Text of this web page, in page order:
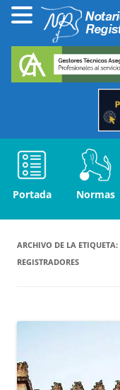
Portada Normas
ARCHIVO DE LA ETIQUETA:
REGISTRADORES